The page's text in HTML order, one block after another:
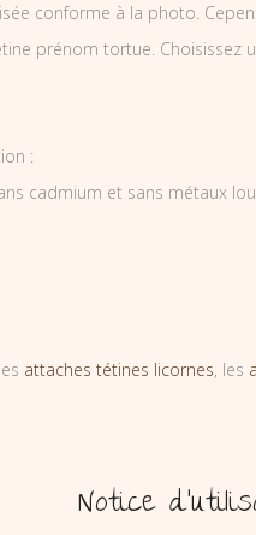
conforme à la photo.
prénom tortue.
:
cadmium et sans métaux
attaches tétines licornes, les
Notice